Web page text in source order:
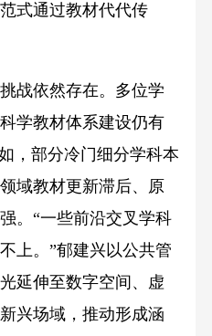
式通过教材代代传
依然存在。多位学
学教材体系建设仍有
，部分冷门细分学科本
域教材更新滞后、原
。“一些前沿交叉学科
上。”郁建兴以公共管
延伸至数字空间、虚
兴场域，推动形成涵